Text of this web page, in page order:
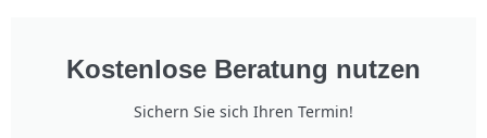
Kostenlose Beratung nutzen
Sichern Sie sich Ihren Termin!